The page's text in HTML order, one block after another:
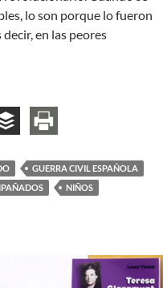
lo son porque lo fueron
en las peores
el tema de los
GUERRA CIVIL ESPAÑOLA
NIÑOS